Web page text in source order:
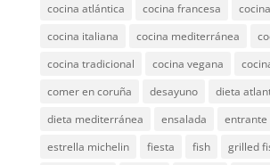
cocina atlántica
cocina francesa
cocina italiana
cocina mediterránea
cocina tradicional
cocina vegana
comer en coruña
desayuno
dieta
dieta mediterránea
ensalada
entrante
estrella michelin
fiesta fish
grilled